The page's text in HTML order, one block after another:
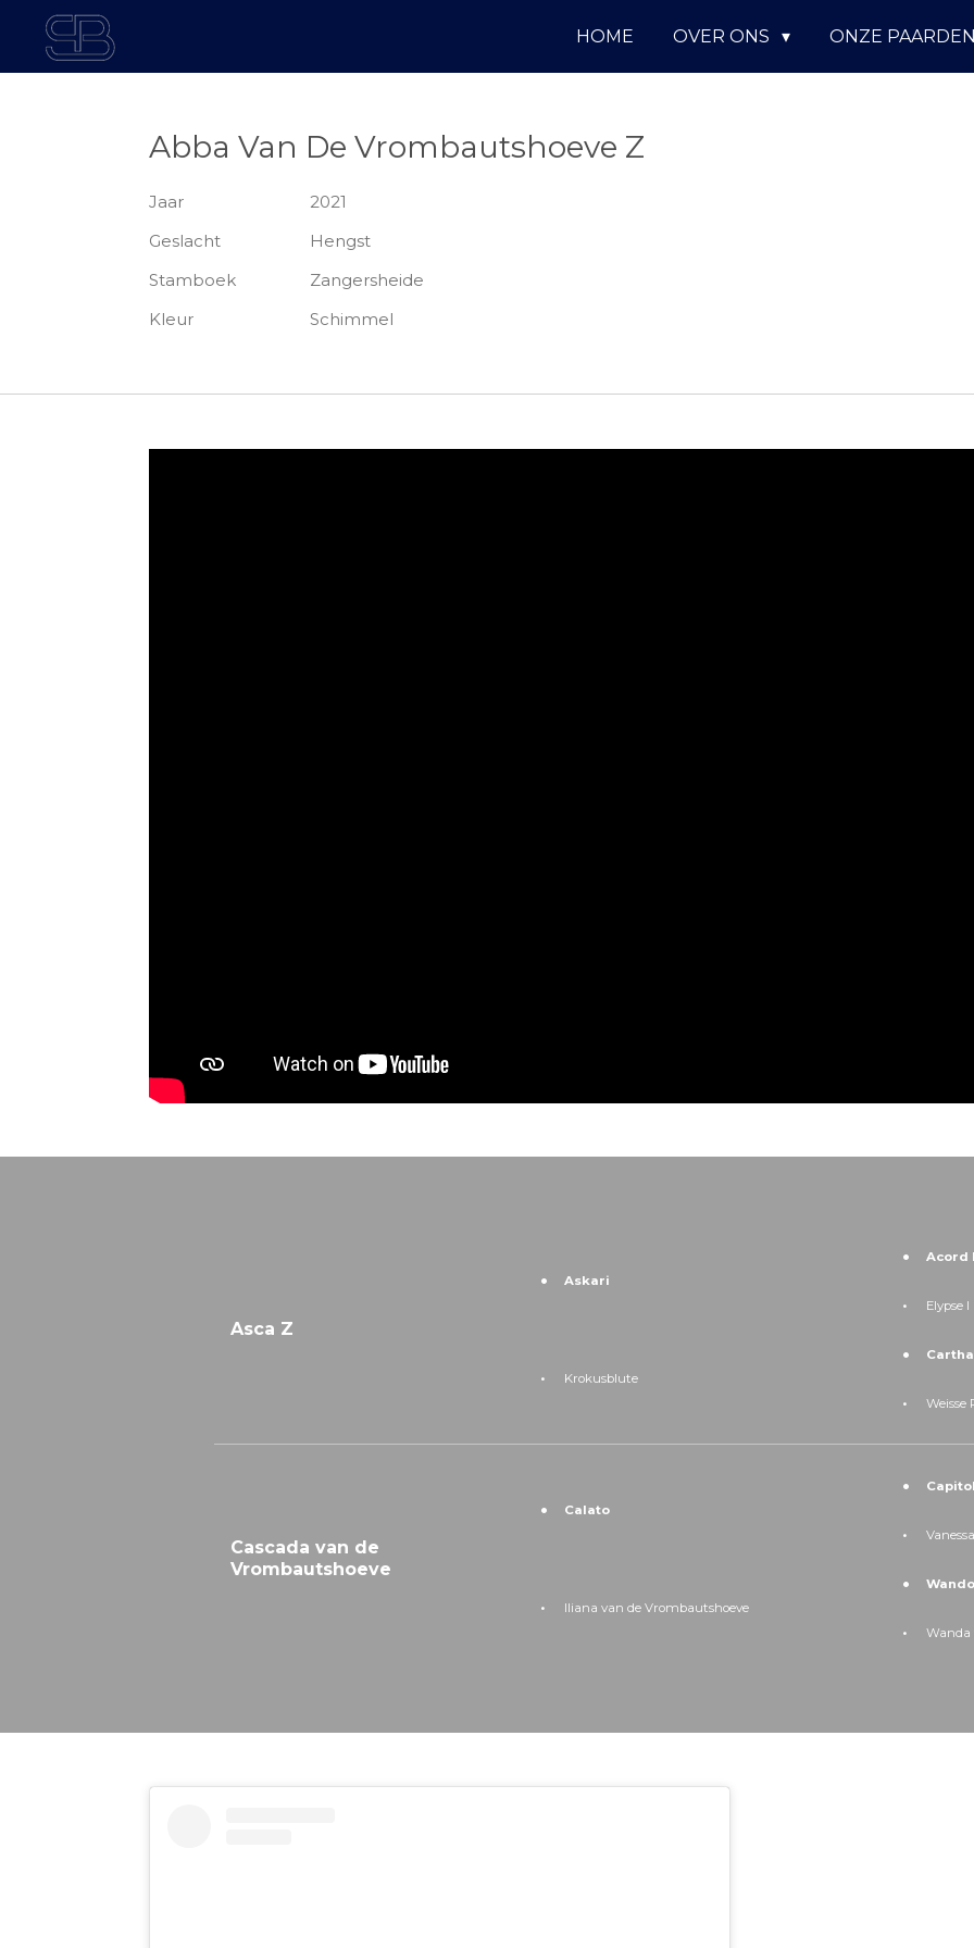
direct
naar
HOME OVER ONS ONZE PAARDEN
Abba Van De Vrombautshoeve Z
Jaar
2021
Geslacht
Hengst
Stamboek
Zangersheide
Kleur
Schimmel
Asca Z
Askari
Krokusblute
Acord
Elypse I
Weisse
Cascada van de
Vrombautshoeve
Calato
Iliana van de Vrombautshoeve
Wanda